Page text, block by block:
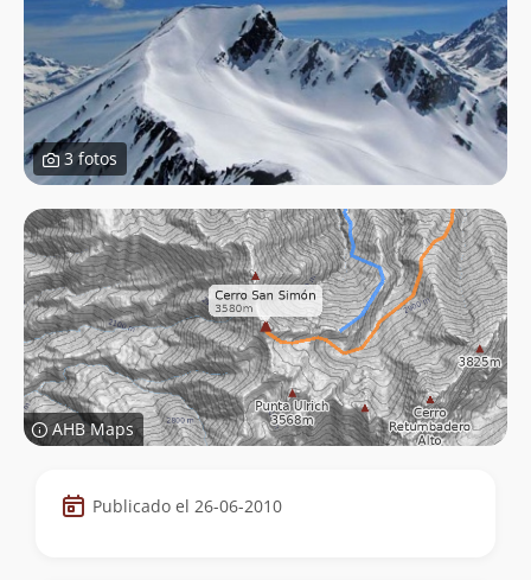
3 fotos
AHB Maps
Datos
de
Publicado el 26-06-2010